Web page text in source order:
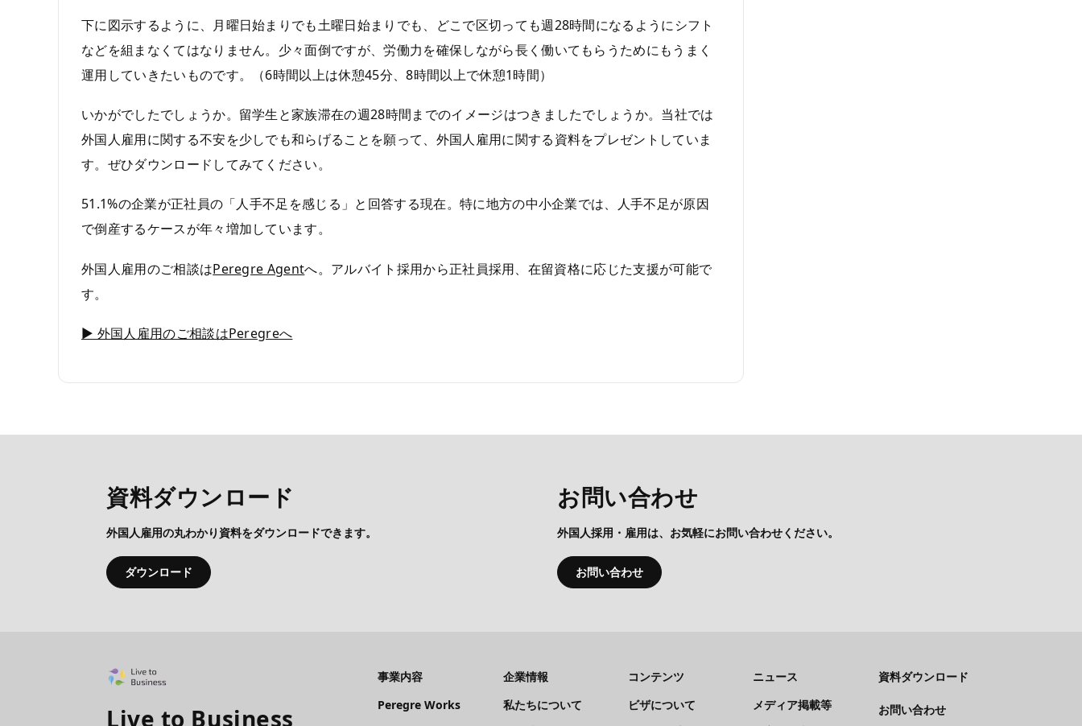
下に図示するように、月曜日始まりでも土曜日始まりでも、どこで区切っても週28時間になるようにシフト
などを組まなくてはなりません。少々面倒ですが、労働力を確保しながら長く働いてもらうためにもうまく
運用していきたいものです。（6時間以上は休憩45分、8時間以上で休憩1時間）
いかがでしたでしょうか。留学生と家族滞在の週28時間までのイメージはつきましたでしょうか。当社では
外国人雇用に関する不安を少しでも和らげることを願って、外国人雇用に関する資料をプレゼントしていま
す。ぜひダウンロードしてみてください。
51.1%の企業が正社員の「人手不足を感じる」と回答する現在。特に地方の中小企業では、人手不足が原因
で倒産するケースが年々増加しています。
外国人雇用のご相談はPeregre Agentへ。アルバイト採用から正社員採用、在留資格に応じた支援が可能で
す。
▶ 外国人雇用のご相談はPeregreへ
資料ダウンロード
外国人雇用の丸わかり資料をダウンロードできます。
ダウンロード
お問い合わせ
外国人採用・雇用は、お気軽にお問い合わせください。
お問い合わせ
Live to Business
事業内容
Peregre Works
企業情報
私たちについて
コンテンツ
ビザについて
ニュース
メディア掲載等
資料ダウンロード
お問い合わせ